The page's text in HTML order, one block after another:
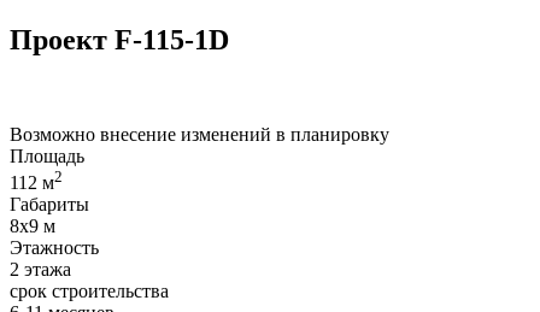
Проект F-115-1D
Возможно внесение изменений в планировку
Площадь
112 м2
Габариты
8x9 м
Этажность
2 этажа
срок строительства